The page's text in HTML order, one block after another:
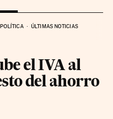
POLÍTICA ÚLTIMAS NOTICIAS
el IVA al
del ahorro